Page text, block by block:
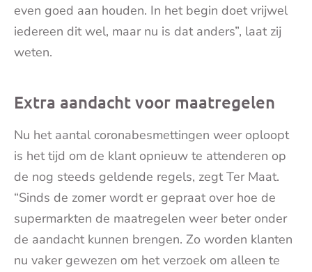
even goed aan houden. In het begin doet vrijwel
iedereen dit wel, maar nu is dat anders”, laat zij
weten.
Extra aandacht voor maatregelen
Nu het aantal coronabesmettingen weer oploopt
is het tijd om de klant opnieuw te attenderen op
de nog steeds geldende regels, zegt Ter Maat.
“Sinds de zomer wordt er gepraat over hoe de
supermarkten de maatregelen weer beter onder
de aandacht kunnen brengen. Zo worden klanten
nu vaker gewezen om het verzoek om alleen te